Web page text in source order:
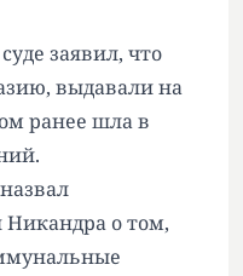
заявил, что
выдавали на
ранее шла в
о том,